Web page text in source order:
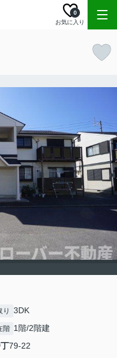
お気に入り
0
り 3DK
階 1階/2階建
79-22